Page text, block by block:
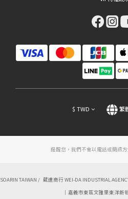
$ TWD 繁
提醒您，我們不會以電話或簡訊
SOARIN TAIWAN / 葳達商行 WEI-DA INDUSTRIAL
｜嘉義市東區文雅里東洋新